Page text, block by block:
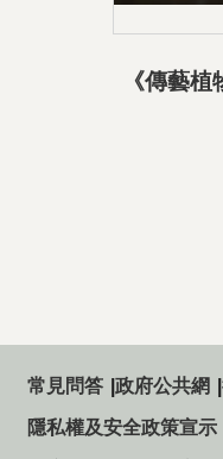
常見問答 政府公共網
隱私權及安全政策宣示